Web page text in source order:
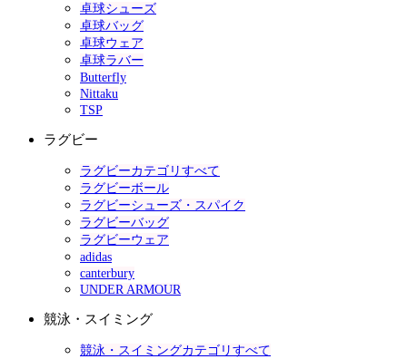
卓球シューズ
卓球バッグ
卓球ウェア
卓球ラバー
Butterfly
Nittaku
TSP
ラグビー
ラグビーカテゴリすべて
ラグビーボール
ラグビーシューズ・スパイク
ラグビーバッグ
ラグビーウェア
adidas
canterbury
UNDER ARMOUR
競泳・スイミング
競泳・スイミングカテゴリすべて